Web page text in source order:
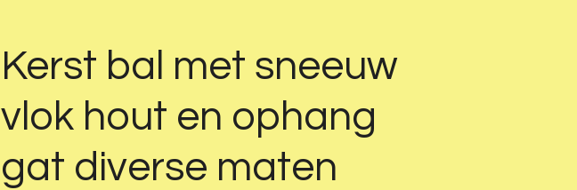
Kerst bal met sneeuw
vlok hout en ophang
gat diverse maten